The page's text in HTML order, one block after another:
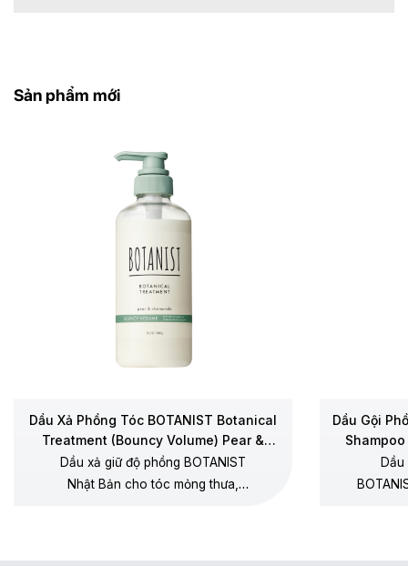
Sản phẩm phù hợp với tóc nhuộm, tóc hư tổn, tóc
Hướng dẫn sử dụng
Làm ướt tóc, lấy một lượng dầu gội vừa đủ, tạo bọt
xả sạch lại với nước.
Bảo quản nơi khô ráo, thoáng mát, tránh ánh
Sản phẩm mới
Dầu Xả Phồng Tóc BOTANIST Botanical
Treatment (Bouncy Volume) Pear &
Chamomile
Dầu xả giữ độ phồng BOTANIST
Nhật Bản cho tóc mỏng thưa,
Dầu Gội